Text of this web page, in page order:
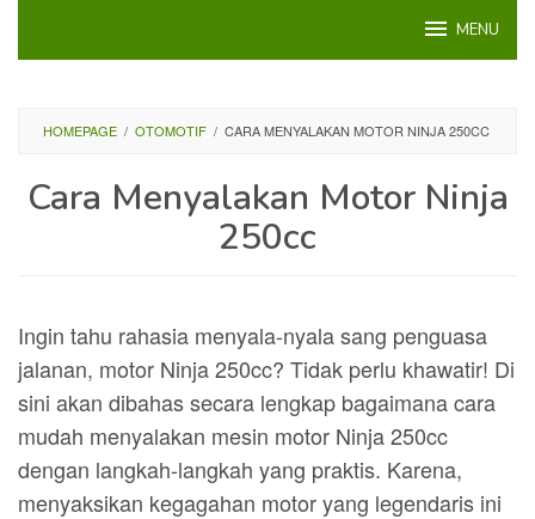
MENU
HOMEPAGE / OTOMOTIF / CARA MENYALAKAN MOTOR NINJA 250CC
Cara Menyalakan Motor Ninja
250cc
Ingin tahu rahasia menyala-nyala sang penguasa
jalanan, motor Ninja 250cc? Tidak perlu khawatir! Di
sini akan dibahas secara lengkap bagaimana cara
mudah menyalakan mesin motor Ninja 250cc
dengan langkah-langkah yang praktis. Karena,
menyaksikan kegagahan motor yang legendaris ini